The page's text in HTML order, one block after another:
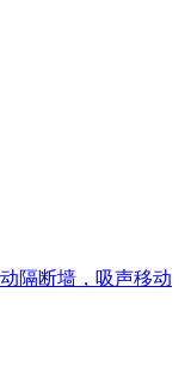
隔断墙，吸声移动